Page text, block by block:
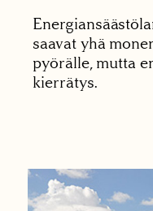
saavat yhä
pyörälle, mutta
kierrätys.